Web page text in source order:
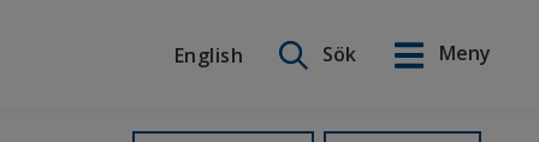
English
Sök
Meny
English